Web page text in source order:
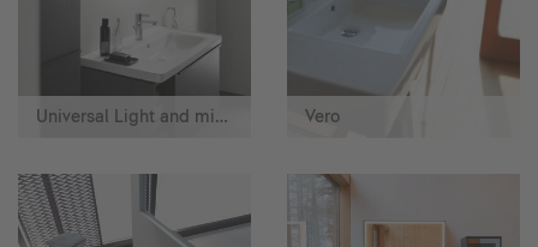
Universal Light and mirror Vero